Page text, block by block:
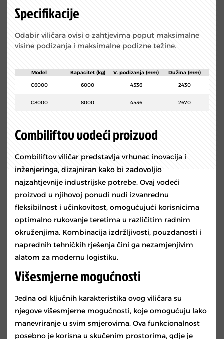
Specifikacije
Odabir viličara ovisi o zahtjevima poput maksimalne
visine podizanja i maksimalne podizne težine.
Model Kapacitet (kg) V. podizanja (mm)
Dužina (mm)
C6000
6000 4536 2430
C8000 8000 4536 2670
Combiliftov vodeći proizvod
Combiliftov viličar predstavlja vrhunac inovacija i
inženjeringa, dizajniran kako bi zadovoljio
najzahtjevnije industrijske potrebe. Ovaj vodeći
proizvod u njihovoj ponudi nudi izvanrednu
fleksibilnost i učinkovitost, omogućujući korisnicima
optimalno rukovanje teretima u različitim radnim
okruženjima. Kombinacija izdržljivosti, pouzdanosti i
naprednih tehničkih rješenja čini ga nezamjenjivim
alatom za modernu logistiku.
Višesmjerne mogućnosti
Jedna od ključnih karakteristika ovog viličara su
njegove višesmjerne mogućnosti, koje omogućuju lako
manevriranje u svim smjerovima. Ova funkcionalnost
posebno je korisna u skučenim prostorima, gdje je